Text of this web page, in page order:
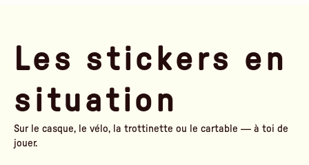
Les stickers en
situation
Sur le casque, le vélo, la trottinette ou le cartable — à toi de
jouer.